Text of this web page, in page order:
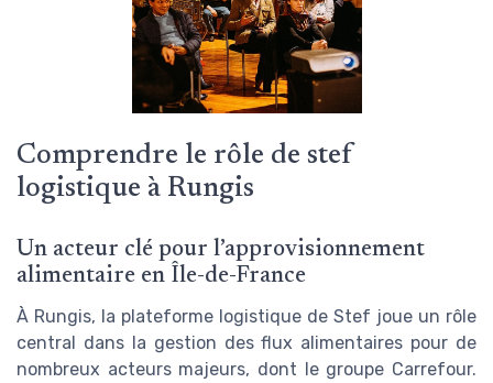
Comprendre le rôle de stef
logistique à Rungis
Un acteur clé pour l’approvisionnement
alimentaire en Île-de-France
À Rungis, la plateforme logistique de Stef joue un rôle
central dans la gestion des flux alimentaires pour de
nombreux acteurs majeurs, dont le groupe Carrefour.